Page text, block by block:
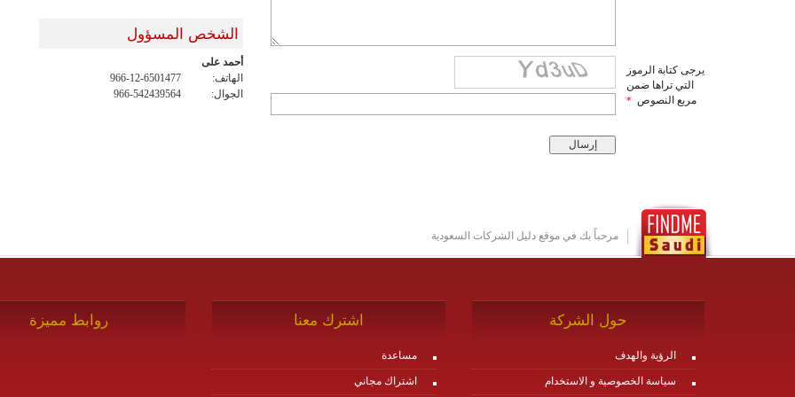
يرجى كتابة الرموز
التي تراها ضمن
مربع النصوص *
الشخص المسؤول
أحمد على
الهاتف:
966-12-6501477
الجوال:
966-542439564
مرحباً بك في موقع دليل الشركات السعودية
حول الشركة
الرؤية والهدف
سياسة الخصوصية و الاستخدام
اشترك معنا
مساعدة
اشتراك مجاني
روابط مميزة